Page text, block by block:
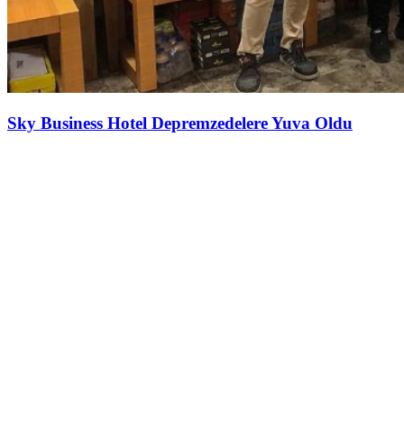
Sky Business Hotel Depremzedelere Yuva Oldu